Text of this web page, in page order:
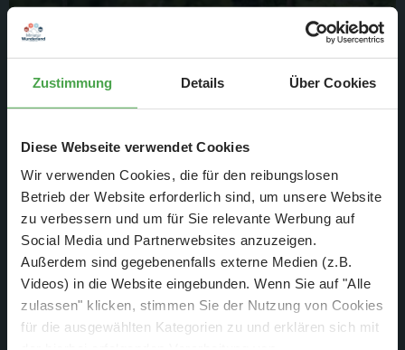
Zustimmung Details Über Cookies
Diese Webseite verwendet Cookies
Wir verwenden Cookies, die für den reibungslosen
Betrieb der Website erforderlich sind, um unsere Website
zu verbessern und um für Sie relevante Werbung auf
Social Media und Partnerwebsites anzuzeigen.
Außerdem sind gegebenenfalls externe Medien (z.B.
Videos) in die Website eingebunden. Wenn Sie auf "Alle
zulassen" klicken, stimmen Sie der Nutzung von Cookies
für die ausgewählten Kategorien zu und erklären sich mit